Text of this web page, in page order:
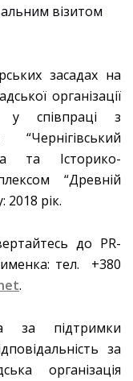
візитом
засадах на
організації
у співпраці з
та Історико-
“Древній
2018 рік.
до PR-
тел. +380
.
за підтримки
за
організація